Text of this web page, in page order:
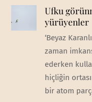
Ufku
yürüyenler
‘Beyaz
zaman
ederken
hiçliğin
bir atom